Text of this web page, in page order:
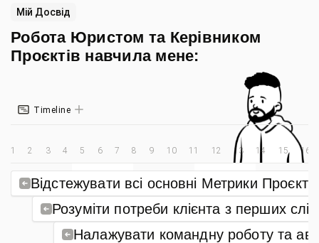
Мій Досвід
Робота Юристом та Керівником
Проєктів навчила мене:
Timeline
1 2 3 4 5 6 7 8 9 10 11 12 13 14 15 16
Відстежувати всі основні Метрики Проєкту
Розуміти потреби клієнта з перших слів
Налажувати командну роботу та